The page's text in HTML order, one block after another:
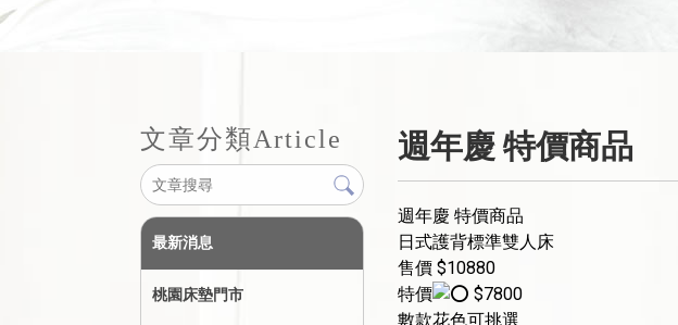
文章分類Article
最新消息
桃園床墊門市
週年慶 特價商品
週年慶 特價商品
日式護背標準雙人床
售價 $10880
特價
$7800
數款花色可挑選